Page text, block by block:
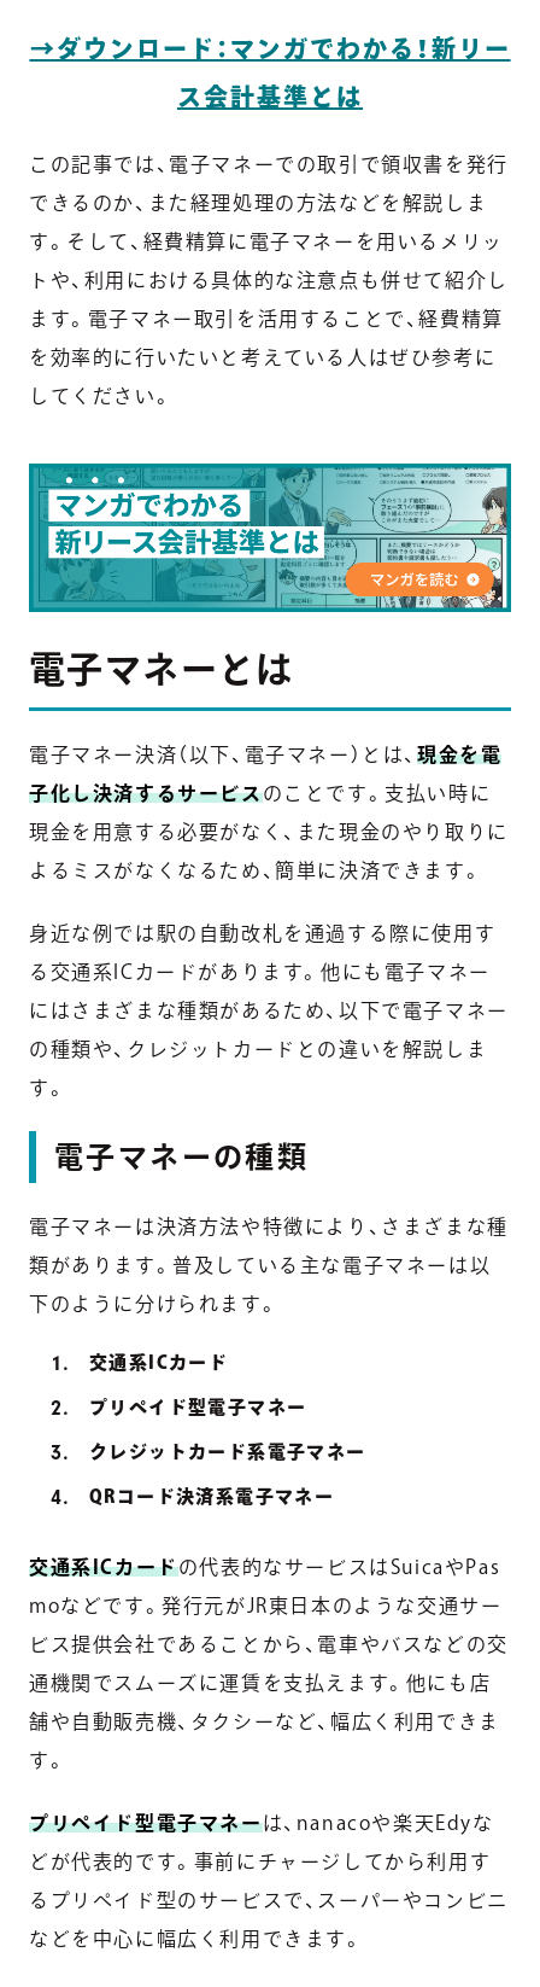
→ダウンロード：マンガでわかる！新リー
ス会計基準とは
この記事では、電子マネーでの取引で領収書を発行
できるのか、また経理処理の方法などを解説しま
す。そして、経費精算に電子マネーを用いるメリッ
トや、利用における具体的な注意点も併せて紹介し
ます。電子マネー取引を活用することで、経費精算
を効率的に行いたいと考えている人はぜひ参考に
してください。
電子マネーとは
電子マネー決済（以下、電子マネー）とは、現金を電
子化し決済するサービスのことです。支払い時に
現金を用意する必要がなく、また現金のやり取りに
よるミスがなくなるため、簡単に決済できます。
身近な例では駅の自動改札を通過する際に使用す
る交通系ICカードがあります。他にも電子マネー
にはさまざまな種類があるため、以下で電子マネー
の種類や、クレジットカードとの違いを解説しま
す。
電子マネーの種類
電子マネーは決済方法や特徴により、さまざまな種
類があります。普及している主な電子マネーは以
下のように分けられます。
交通系ICカード
プリペイド型電子マネー
クレジットカード系電子マネー
QRコード決済系電子マネー
交通系ICカードの代表的なサービスはSuicaやPas
moなどです。発行元がJR東日本のような交通サー
ビス提供会社であることから、電車やバスなどの交
通機関でスムーズに運賃を支払えます。他にも店
舗や自動販売機、タクシーなど、幅広く利用できま
す。
プリペイド型電子マネーは、nanacoや楽天Edyな
どが代表的です。事前にチャージしてから利用す
るプリペイド型のサービスで、スーパーやコンビニ
などを中心に幅広く利用できます。